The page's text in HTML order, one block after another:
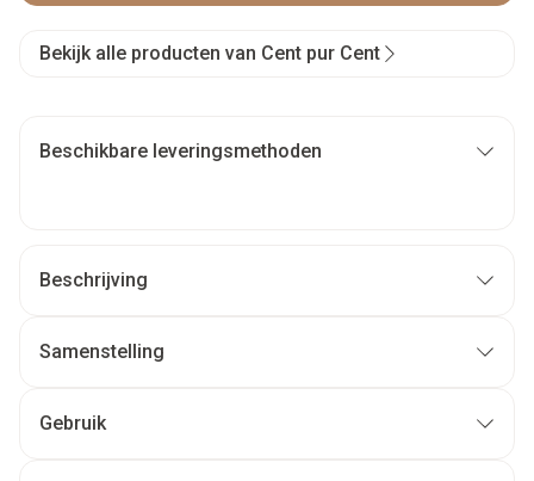
Bekijk alle producten van Cent pur Cent
Beschikbare leveringsmethoden
Beschrijving
Samenstelling
Gebruik